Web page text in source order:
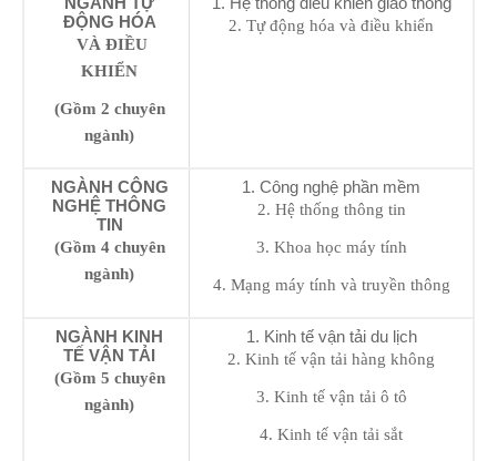
ĐỘNG HÓA
VÀ ĐIỀU
KHIỂN
(Gồm 2 chuyên
ngành)
2. Tự động hóa và điều khiển
NGÀNH CÔNG
NGHỆ THÔNG
TIN
(Gồm 4 chuyên
ngành)
1. Công nghệ phần mềm
2. Hệ thống thông tin
3. Khoa học máy tính
4. Mạng máy tính và truyền thông
NGÀNH KINH
TẾ VẬN TẢI
(Gồm 5 chuyên
ngành)
1. Kinh tế vận tải du lịch
2. Kinh tế vận tải hàng không
3. Kinh tế vận tải ô tô
4. Kinh tế vận tải sắt